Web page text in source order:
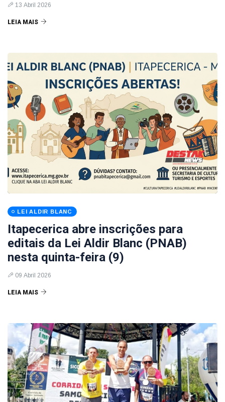
13 Abril 2026
LEIA MAIS
LEI ALDIR BLANC
Itapecerica abre inscrições para
editais da Lei Aldir Blanc (PNAB)
nesta quinta-feira (9)
09 Abril 2026
LEIA MAIS